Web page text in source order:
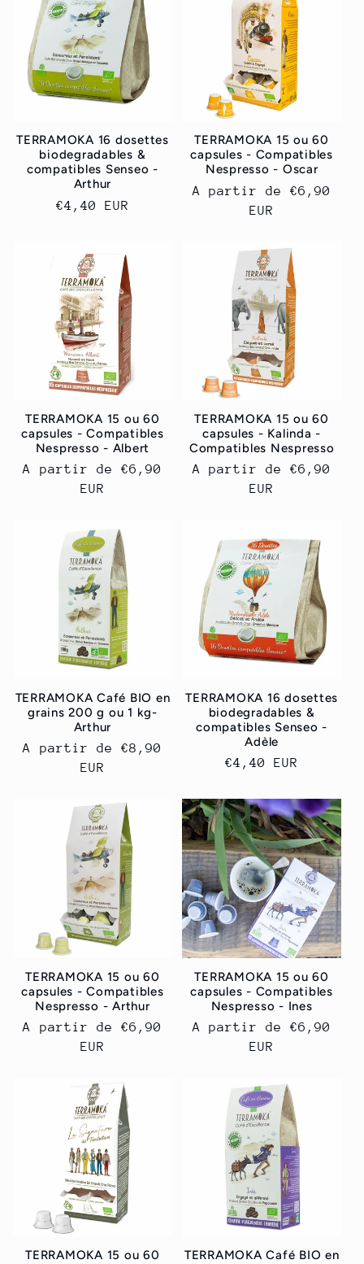
TERRAMOKA 16 dosettes
biodegradables &
compatibles Senseo -
Arthur
Prix
€4,40 EUR
TERRAMOKA 15 ou 60
capsules - Compatibles
Nespresso - Oscar
Prix
A partir de€6,90
EUR
TERRAMOKA 15 ou 60
capsules - Compatibles
Nespresso - Albert
Prix
A partir de€6,90
EUR
TERRAMOKA 15 ou 60
capsules - Kalinda -
Compatibles Nespresso
Prix
A partir de€6,90
EUR
TERRAMOKA Café BIO en
grains 200 g ou 1 kg-
Arthur
Prix
A partir de€8,90
EUR
TERRAMOKA 16 dosettes
biodegradables &
compatibles Senseo -
Adèle
Prix
€4,40 EUR
TERRAMOKA 15 ou 60
capsules - Compatibles
Nespresso - Arthur
Prix
A partir de€6,90
EUR
TERRAMOKA 15 ou 60
capsules - Compatibles
Nespresso - Ines
Prix
A partir de€6,90
EUR
TERRAMOKA 15 ou 60
TERRAMOKA Café BIO en